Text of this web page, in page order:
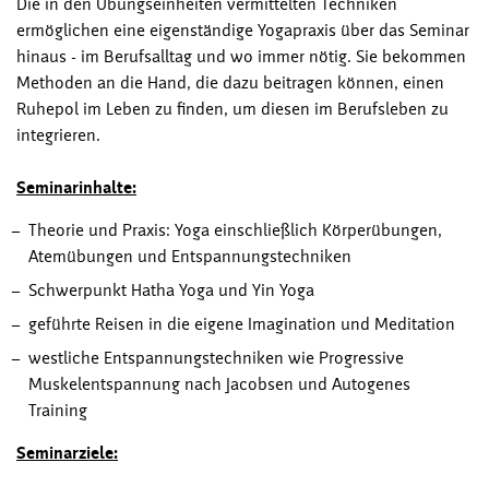
Die in den Übungseinheiten vermittelten Techniken
ermöglichen eine eigenständige Yogapraxis über das Seminar
hinaus - im Berufsalltag und wo immer nötig. Sie bekommen
Methoden an die Hand, die dazu beitragen können, einen
Ruhepol im Leben zu finden, um diesen im Berufsleben zu
integrieren.
Seminarinhalte:
Theorie und Praxis: Yoga einschließlich Körperübungen,
Atemübungen und Entspannungstechniken
Schwerpunkt Hatha Yoga und Yin Yoga
geführte Reisen in die eigene Imagination und Meditation
westliche Entspannungstechniken wie Progressive
Muskelentspannung nach Jacobsen und Autogenes
Training
Seminarziele: